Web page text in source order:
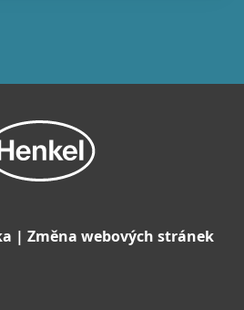
| Změna webových stránek